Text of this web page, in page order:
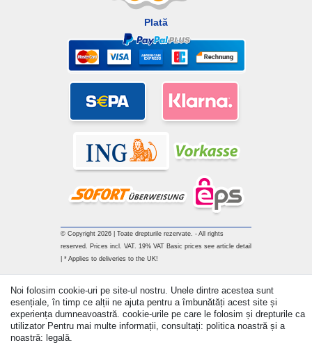
Plată
© Copyright 2026 | Toate drepturile rezervate. - All rights
reserved. Prices incl. VAT. 19% VAT Basic prices see article detail
| * Applies to deliveries to the UK!
Noi folosim cookie-uri pe site-ul nostru. Unele dintre acestea sunt
esențiale, în timp ce alții ne ajuta pentru a îmbunătăți acest site și
experiența dumneavoastră. cookie-urile pe care le folosim și drepturile ca
utilizator Pentru mai multe informații, consultați: politica noastră și a
noastră: legală.
Withdraw from contract here
a lua legatura